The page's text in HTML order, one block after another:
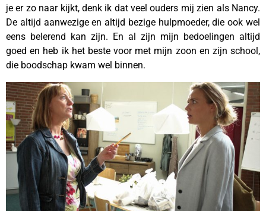
je er zo naar kijkt, denk ik dat veel ouders mij zien als Nancy.
De altijd aanwezige en altijd bezige hulpmoeder, die ook wel
eens belerend kan zijn. En al zijn mijn bedoelingen altijd
goed en heb ik het beste voor met mijn zoon en zijn school,
die boodschap kwam wel binnen.